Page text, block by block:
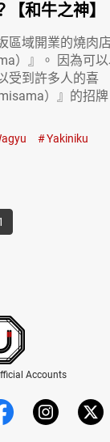
和牛之神】
區域開業的燒肉店
）』。 因為可
受到許多人的喜
）』的招牌
Yakiniku
Accounts